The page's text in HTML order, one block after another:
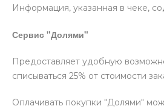
Информация, указанная в чеке,
Сервис "Долями"
Предоставляет удобную
списываться 25% от стоимости
Оплачивать покупки "Долями"